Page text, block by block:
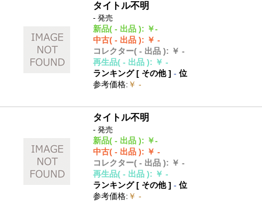
タイトル不明
- 発売
新品( - 出品 ): ￥-
中古( - 出品 ): ￥ -
コレクター( - 出品 ): ￥ -
再生品( - 出品 ): ￥ -
ランキング [ その他]- 位
参考価格: ￥ -
タイトル不明
- 発売
新品( - 出品 ): ￥-
中古( - 出品 ): ￥ -
コレクター( - 出品 ): ￥ -
再生品( - 出品 ): ￥ -
ランキング [ その他]- 位
参考価格: ￥ -